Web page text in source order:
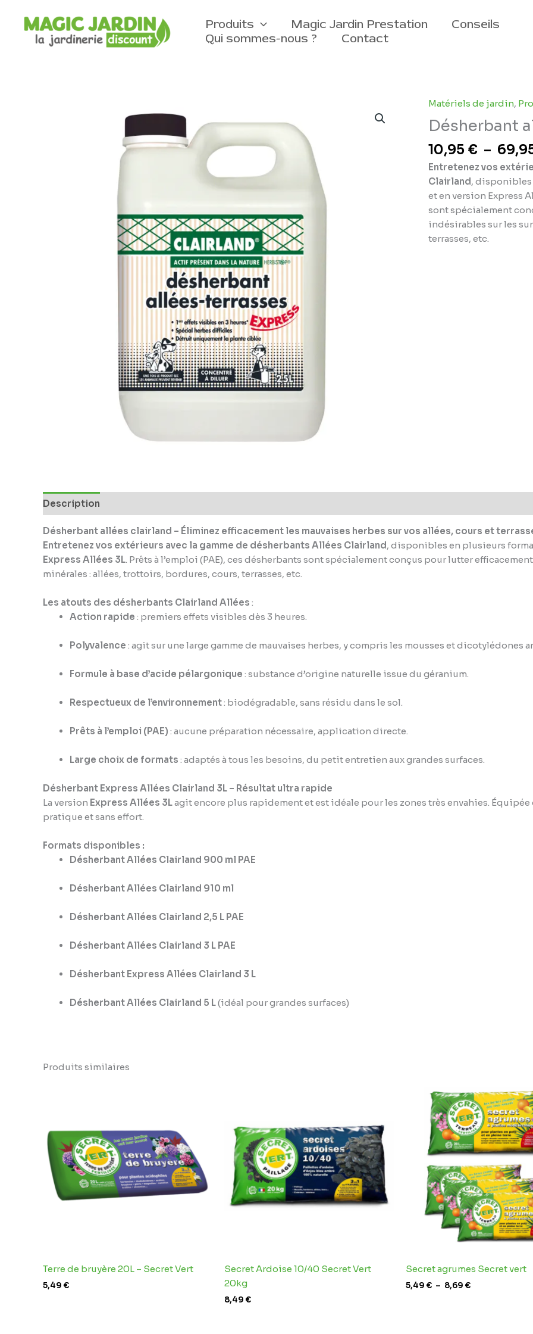
contenu
Produits Magic Jardin Prestation
Conseils
Qui sommes-nous ?
Contact
Matériels de jardin,
Désherbant
10,95 € –
Entretenez vos
Clairland, disponibles
et en version Express
sont spécialement
indésirables sur les
terrasses, etc.
Description
Désherbant allées clairland – Éliminez efficacement les mauvaises herbes sur vos allées, cours et
Entretenez vos extérieurs avec la gamme de désherbants Allées Clairland, disponibles en plusieurs
Express Allées 3L. Prêts à l’emploi (PAE), ces désherbants sont spécialement conçus pour lutter
minérales : allées, trottoirs, bordures, cours, terrasses, etc.
Les atouts des désherbants Clairland Allées :
Action rapide : premiers effets visibles dès 3 heures.
Polyvalence : agit sur une large gamme de mauvaises herbes, y compris les mousses et dicotylédones
Formule à base d’acide pélargonique : substance d’origine naturelle issue du géranium.
Respectueux de l’environnement: biodégradable, sans résidu dans le sol.
Prêts à l’emploi (PAE) : aucune préparation nécessaire, application directe.
Large choix de formats : adaptés à tous les besoins, du petit entretien aux grandes surfaces.
Désherbant Express Allées Clairland 3L – Résultat ultra rapide
La version Express Allées 3Lagit encore plus rapidement et est idéale pour les zones très envahies.
pratique et sans effort.
Formats disponibles :
Désherbant Allées Clairland 900 ml PAE
Désherbant Allées Clairland 910 ml
Désherbant Allées Clairland 2,5 L PAE
Désherbant Allées Clairland 3 L PAE
Désherbant Express Allées Clairland 3 L
Désherbant Allées Clairland 5 L(idéal pour grandes surfaces)
Produits similaires
Terre de bruyère 20L – Secret Vert
5,49 €
Secret Ardoise 10/40 Secret Vert
20kg
8,49 €
Secret agrumes Secret vert
5,49 € – 8,69 €
de
prix :
5,49 €
à
8,69 €